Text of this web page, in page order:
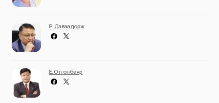
Р. Даваадорж
Ё. Отгонбаяр